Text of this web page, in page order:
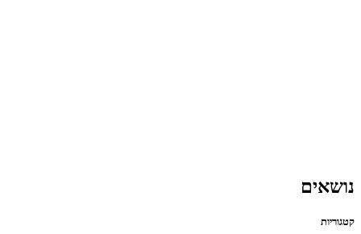
נושאים
קטגוריות